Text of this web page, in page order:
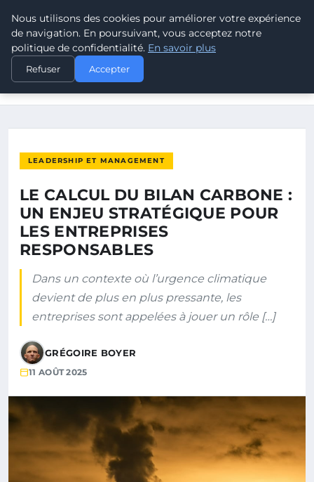
POUVOIR OUVRIER
ACCUEIL
LE CALCUL DU BILAN CARBONE : UN ENJEU STRATÉGIQUE POUR
LEADERSHIP ET MANAGEMENT
LE CALCUL DU BILAN CARBONE :
UN ENJEU STRATÉGIQUE POUR
LES ENTREPRISES
RESPONSABLES
Dans un contexte où l’urgence climatique
devient de plus en plus pressante, les
entreprises sont appelées à jouer un rôle […]
GRÉGOIRE BOYER
11 AOÛT 2025
Nous utilisons des cookies pour améliorer votre expérience
de navigation. En poursuivant, vous acceptez notre
politique de confidentialité. En savoir plus
Refuser Accepter